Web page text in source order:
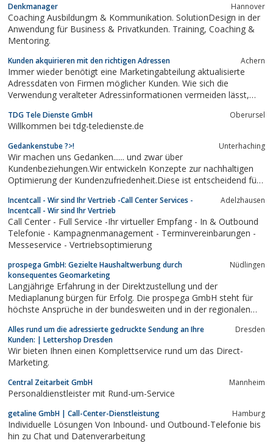
Denkmanager Hannover
Coaching Ausbildungm & Kommunikation. SolutionDesign in der
Anwendung für Business & Privatkunden. Training, Coaching &
Mentoring.
Kunden akquirieren mit den richtigen Adressen Achern
Immer wieder benötigt eine Marketingabteilung aktualisierte
Adressdaten von Firmen möglicher Kunden. Wie sich die
Verwendung veralteter Adressinformationen vermeiden lässt,
adressen-kaufen.de.
TDG Tele Dienste GmbH Oberursel
Willkommen bei tdg-teledienste.de
Gedankenstube ?>! Unterhaching
Wir machen uns Gedanken...... und zwar über
Kundenbeziehungen.Wir entwickeln Konzepte zur nachhaltigen
Optimierung der Kundenzufriedenheit.Diese ist entscheidend für
Maßnahmen Kunden begeistert werden, die Kommunikation
verbessert und der Umsatz erhöht wird....
Incentcall - Wir sind Ihr Vertrieb -Call Center Services -
Incentcall - Wir sind Ihr Vertrieb
Adelzhausen
Call Center - Full Service -Ihr virtueller Empfang - In & Outbound
Telefonie - Kampagnenmanagement - Terminvereinbarungen -
Messeservice - Vertriebsoptimierung
prospega GmbH: Gezielte Haushaltwerbung durch
konsequentes Geomarketing
Nüdlingen
Langjährige Erfahrung in der Direktzustellung und der
Mediaplanung bürgen für Erfolg. Die prospega GmbH steht für
höchste Ansprüche in der bundesweiten und in der regionalen
gezielte Ansprache von Zielgruppen durch unadressierte, teil- und
volladressierte Werbung. Auf...
Alles rund um die adressierte gedruckte Sendung an Ihre
Kunden: | Lettershop Dresden
Dresden
Wir bieten Ihnen einen Komplettservice rund um das Direct-
Marketing.
Central Zeitarbeit GmbH Mannheim
Personaldienstleister mit Rund-um-Service
getaline GmbH | Call-Center-Dienstleistung Hamburg
Individuelle Lösungen Von Inbound- und Outbound-Telefonie bis
hin zu Chat und Datenverarbeitung